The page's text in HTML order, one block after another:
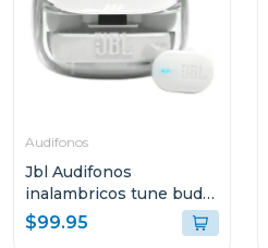
Audifonos
Jbl Audifonos
inalambricos tune buds
2 bluetooth blanco
ghost tbuds2
$99.95